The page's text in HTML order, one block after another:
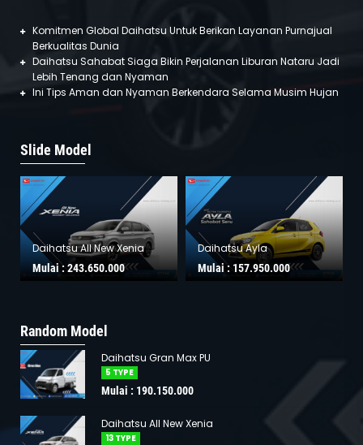
Komitmen Global Daihatsu Untuk Berikan Layanan Purnajual
Berkualitas Dunia
Daihatsu Sahabat Siaga Bikin Perjalanan Liburan Nataru Jadi
Lebih Tenang dan Nyaman
Ini Tips Aman dan Nyaman Berkendara Selama Musim Hujan
Slide Model
Daihatsu All New Xenia
Mulai :243.650.000
Daihatsu Ayla
Mulai : 157.950.000
Random Model
Daihatsu Gran Max PU
5 TYPE
Mulai : 190.150.000
Daihatsu All New Xenia
13 TYPE